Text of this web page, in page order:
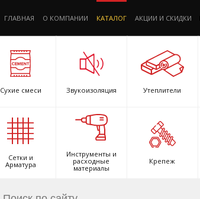
ГЛАВНАЯ О КОМПАНИИ КАТАЛОГ АКЦИИ И СКИДКИ
Сухие смеси Звукоизоляция Утеплители
Сетки и
Арматура
Инструменты и
расходные
материалы
Крепеж